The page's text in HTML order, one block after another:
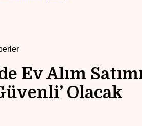
Ev Alım
Olacak